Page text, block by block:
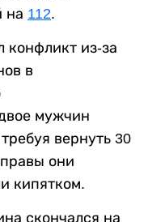
на 112.
из-за
в
мужчин
вернуть 30
они
кипятком.
скончался на